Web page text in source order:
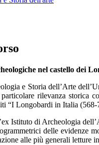
nel castello dei
e Storia dell’Arte
particolare rilevanza
“I Longobardi in Italia
Istituto di Archeologia
delle evidenze
alle più generali letture